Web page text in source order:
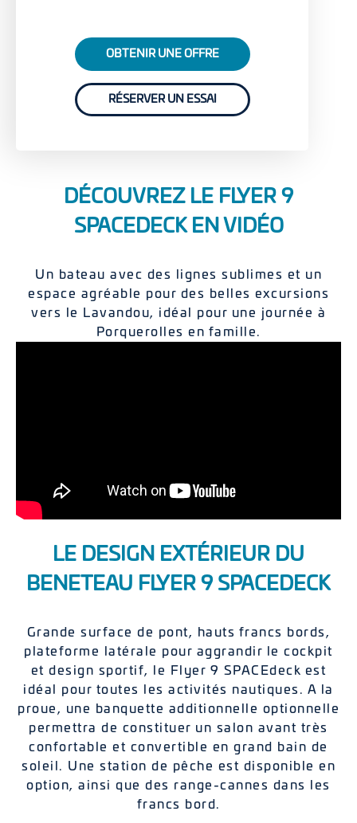
OBTENIR UNE OFFRE
RÉSERVER UN ESSAI
DÉCOUVREZ LE FLYER 9
SPACEDECK EN VIDÉO
Un bateau avec des lignes sublimes et un
espace agréable pour des belles excursions
vers le Lavandou, idéal pour une journée à
Porquerolles en famille.
LE DESIGN EXTÉRIEUR DU
BENETEAU FLYER 9 SPACEDECK
Grande surface de pont, hauts francs bords,
plateforme latérale pour aggrandir le cockpit
et design sportif, le Flyer 9 SPACEdeck est
idéal pour toutes les activités nautiques. A la
proue, une banquette additionnelle optionnelle
permettra de constituer un salon avant très
confortable et convertible en grand bain de
soleil. Une station de pêche est disponible en
option, ainsi que des range-cannes dans les
francs bord.